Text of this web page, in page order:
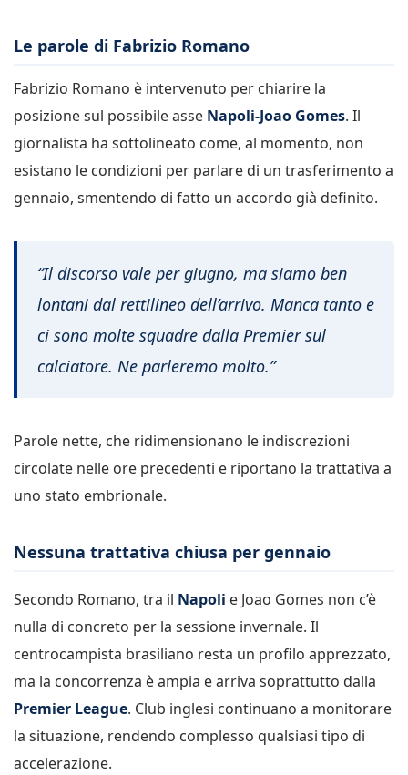
Le parole di Fabrizio Romano
Fabrizio Romano è intervenuto per chiarire la
posizione sul possibile asse Napoli-Joao Gomes. Il
giornalista ha sottolineato come, al momento, non
esistano le condizioni per parlare di un trasferimento a
gennaio, smentendo di fatto un accordo già definito.
“Il discorso vale per giugno, ma siamo ben
lontani dal rettilineo dell’arrivo. Manca tanto e
ci sono molte squadre dalla Premier sul
calciatore. Ne parleremo molto.”
Parole nette, che ridimensionano le indiscrezioni
circolate nelle ore precedenti e riportano la trattativa a
uno stato embrionale.
Nessuna trattativa chiusa per gennaio
Secondo Romano, tra il Napoli e Joao Gomes non c’è
nulla di concreto per la sessione invernale. Il
centrocampista brasiliano resta un profilo apprezzato,
ma la concorrenza è ampia e arriva soprattutto dalla
Premier League. Club inglesi continuano a monitorare
la situazione, rendendo complesso qualsiasi tipo di
accelerazione.